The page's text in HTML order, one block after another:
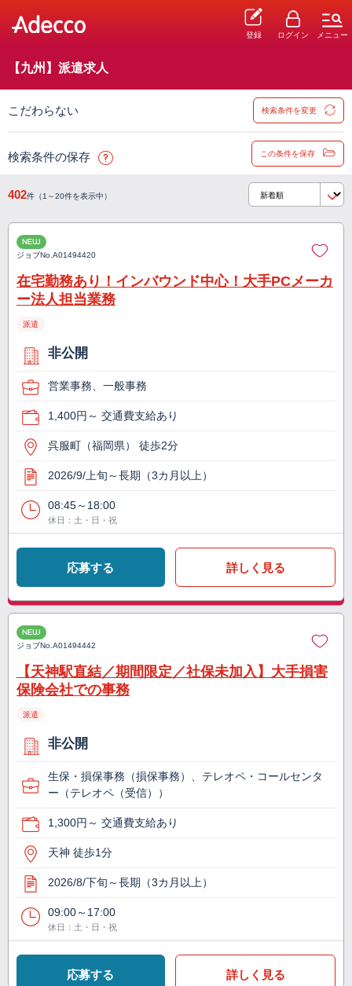
登録 ログイン メニュー
【九州】派遣求人
こだわらない 検索条件を変更
検索条件の保存 この条件を保存
402件（1～20件を表示中）
NEW
ジョブNo.A01494420
在宅勤務あり！インバウンド中心！大手PCメーカ
ー法人担当業務
派遣
非公開
営業事務、一般事務
1,400円～ 交通費支給あり
呉服町（福岡県） 徒歩2分
2026/9/上旬～長期（3カ月以上）
08:45～18:00
休日：土・日・祝
応募する 詳しく見る
NEW
ジョブNo.A01494442
【天神駅直結／期間限定／社保未加入】大手損害
保険会社での事務
派遣
非公開
生保・損保事務（損保事務）、テレオペ・コールセンタ
ー（テレオペ（受信））
1,300円～ 交通費支給あり
天神 徒歩1分
2026/8/下旬～長期（3カ月以上）
09:00～17:00
休日：土・日・祝
応募する 詳しく見る